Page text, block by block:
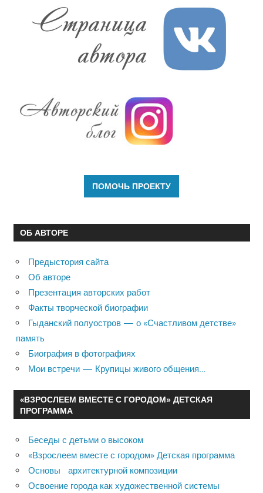
ОБ АВТОРЕ
Предыстория сайта
Об авторе
Презентация авторских работ
Факты творческой биографии
Гыданский полуостров — о «Счастливом детстве»
память
Биография в фотографиях
Мои встречи — Крупицы живого общения…
«ВЗРОСЛЕЕМ ВМЕСТЕ С ГОРОДОМ» ДЕТСКАЯ
ПРОГРАММА
Беседы с детьми о высоком
«Взрослеем вместе с городом» Детская программа
Основы архитектурной композиции
Освоение города как художественной системы